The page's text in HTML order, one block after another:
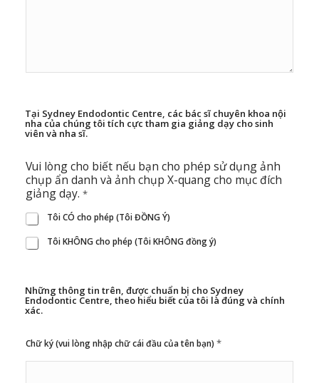
Tại Sydney Endodontic Centre, các bác sĩ chuyên khoa nội
nha của chúng tôi tích cực tham gia giảng dạy cho sinh
viên và nha sĩ.
Vui lòng cho biết nếu bạn cho phép sử dụng ảnh
chụp ẩn danh và ảnh chụp X-quang cho mục đích
giảng dạy. *
Tôi CÓ cho phép (Tôi ĐỒNG Ý)
Tôi KHÔNG cho phép (Tôi KHÔNG đồng ý)
Những thông tin trên, được chuẩn bị cho Sydney
Endodontic Centre, theo hiểu biết của tôi là đúng và chính
xác.
Chữ ký (vui lòng nhập chữ cái đầu của tên bạn) *